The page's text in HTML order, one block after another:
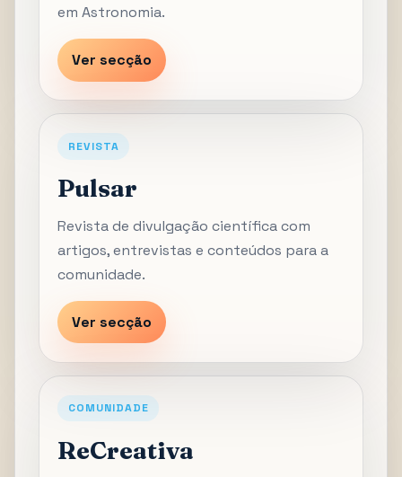
em Astronomia.
Ver secção
REVISTA
Pulsar
Revista de divulgação científica com
artigos, entrevistas e conteúdos para a
comunidade.
Ver secção
COMUNIDADE
ReCreativa